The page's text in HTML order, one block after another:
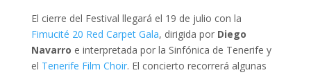
El cierre del Festival llegará el 19 de julio con la
Fimucité 20 Red Carpet Gala, dirigida por Diego
Navarro e interpretada por la Sinfónica de Tenerife y
el Tenerife Film Choir. El concierto recorrerá algunas